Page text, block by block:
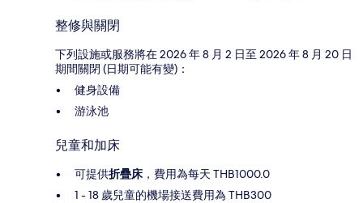
整修與關閉
下列設施或服務將在 2026 年 8 月 2 日至 2026 年 8 月 20 日
期間關閉 (日期可能有變)：
健身設備
游泳池
兒童和加床
可提供折疊床 ，費用為每天 THB1000.0
1 - 18 歲兒童的機場接送費用為 THB300